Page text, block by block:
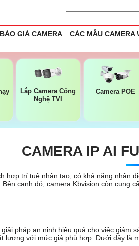
BÁO GIÁ CAMERA CÁC MẪU CAMERA
Lắp Camera Công
Nghệ TVI
Camera POE
CAMERA IP AI
hợp trí tuệ nhân tạo, có khả năng
cạnh đó, camera Kbvision còn cung
pháp an ninh hiệu quả cho việc
lượng với mức giá phù hợp. Dưới đây là